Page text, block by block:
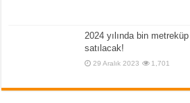
2024 yılında bin
satılacak!
29 Aralık 2023 1,701